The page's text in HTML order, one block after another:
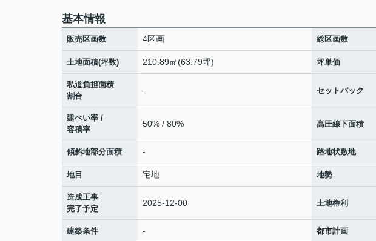
基本情報
販売区画数 4区画 総区画数
土地面積(坪数) 210.89㎡(63.79坪) 坪単価
私道負担面積
割合
- セットバック
建ぺい率 /
容積率
50% / 80% 高圧線下面積
傾斜地部分面積 - 路地状敷地
地目 宅地 地勢
造成工事
完了予定
2025-12-00 土地権利
建築条件 - 都市計画